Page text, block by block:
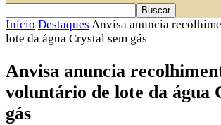
Início Destaques Anvisa anuncia
lote da água Crystal sem gás
Anvisa anuncia
voluntário de lote da água
gás